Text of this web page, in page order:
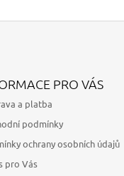
PRO VÁS
a platba
podmínky
ochrany osobních údajů
pro Vás